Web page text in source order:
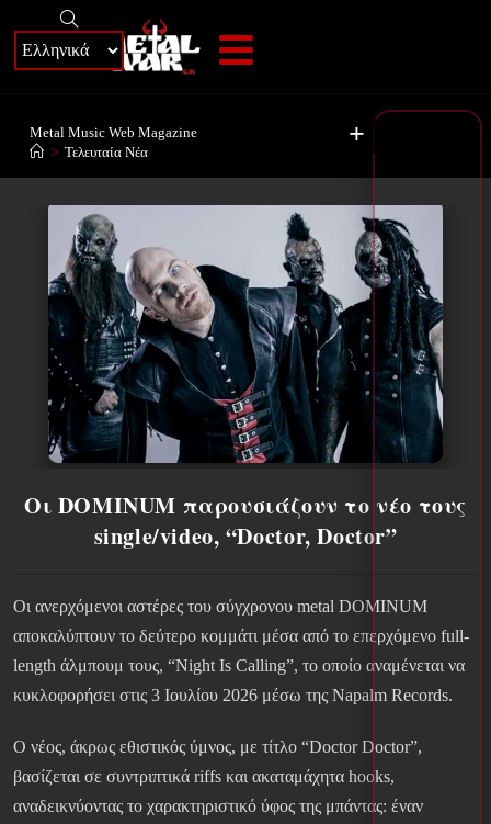
+
Metal Music Web Magazine
> Τελευταία Νέα
Οι DOMINUM παρουσιάζουν το νέο τους
single/video, “Doctor, Doctor”
Οι ανερχόμενοι αστέρες του σύγχρονου metal DOMINUM
αποκαλύπτουν το δεύτερο κομμάτι μέσα από το επερχόμενο full-
length άλμπουμ τους, “Night Is Calling”, το οποίο αναμένεται να
κυκλοφορήσει στις 3 Ιουλίου 2026 μέσω της Napalm Records.
Ο νέος, άκρως εθιστικός ύμνος, με τίτλο “Doctor Doctor”,
βασίζεται σε συντριπτικά riffs και ακαταμάχητα hooks,
αναδεικνύοντας το χαρακτηριστικό ύφος της μπάντας: έναν